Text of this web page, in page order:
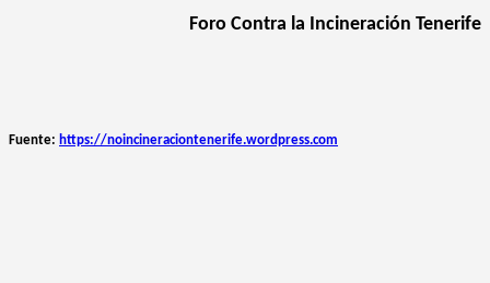
Foro Contra la Incineración Tenerife
Fuente: https://noincineraciontenerife.wordpress.com